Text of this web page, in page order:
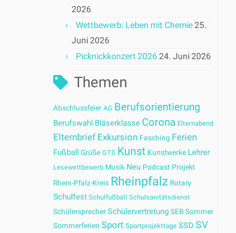
2026
Wettbewerb: Leben mit Chemie25.
Juni 2026
Picknickkonzert 202624. Juni 2026
Themen
Abschlussfeier AG Berufsorientierung
Berufswahl Bläserklasse Corona Elternabend
Elternbrief Exkursion Fasching Ferien
Fußball Grüße GTS Kunst Kunstwerke Lehrer
Lesewettbewerb Musik Neu Podcast Projekt
Rhein-Pfalz-Kreis Rheinpfalz Rotary
Schulfest Schulfußball Schulsanitätsdienst
Schülersprecher Schülervertretung SEB Sommer
Sommerferien Sport Sportprojekttage SSD SV